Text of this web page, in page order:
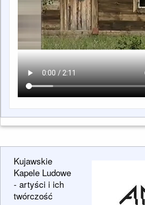
Kujawskie
Kapele Ludowe
- artyści i ich
twórczość